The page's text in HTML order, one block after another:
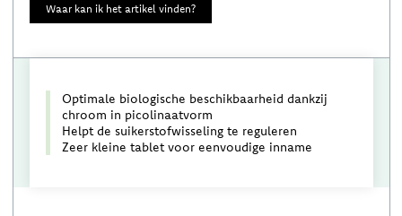
Waar kan ik het artikel vinden?
Optimale biologische beschikbaarheid dankzij
chroom in picolinaatvorm
Helpt de suikerstofwisseling te reguleren
Zeer kleine tablet voor eenvoudige inname